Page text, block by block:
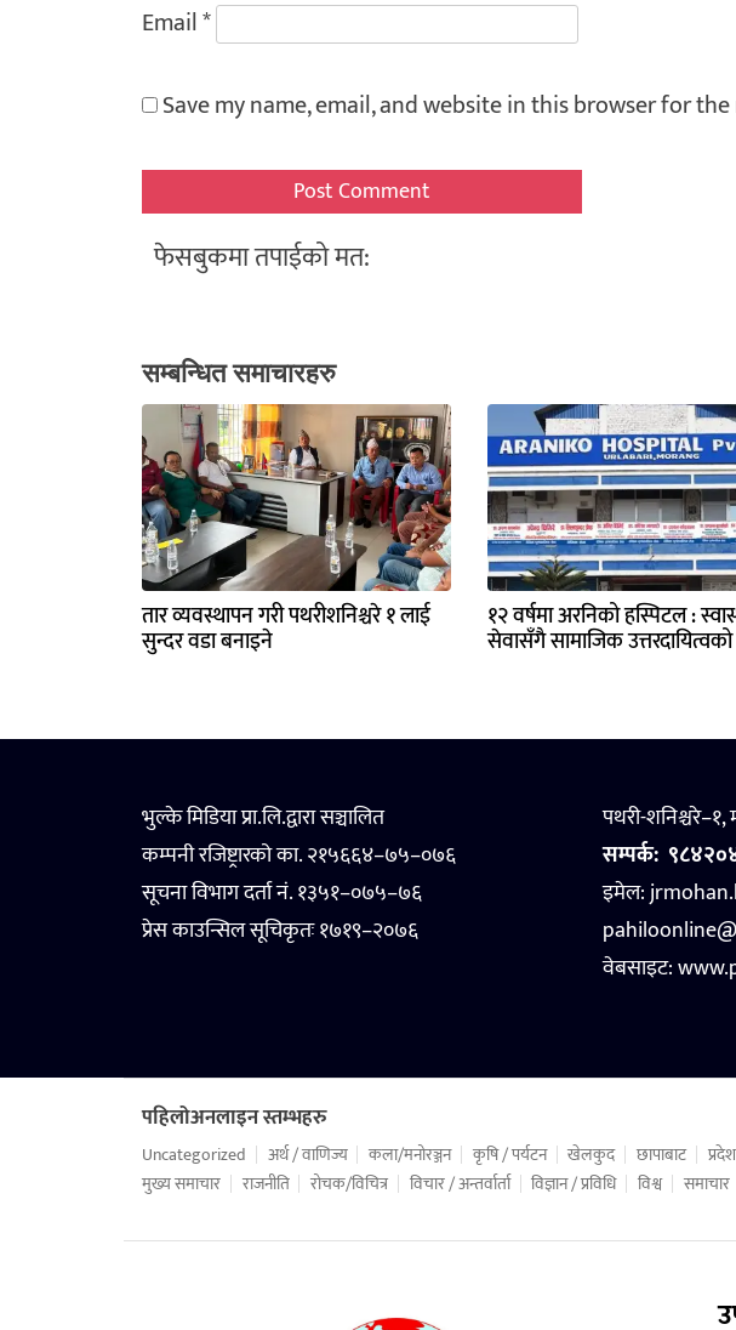
Email*
Save my name, email, and website in this browser for
फेसबुकमा तपाईको मत:
सम्बन्धित समाचारहरु
तार व्यवस्थापन गरी पथरीशनिश्चरे १ लाई
सुन्दर वडा बनाइने
१२ वर्षमा अरनिको हस्पिटल :
सेवासँगै सामाजिक उत्तरदायित्वको
भुल्के मिडिया प्रा.लि.द्वारा सञ्चालित
कम्पनी रजिष्ट्रारको का. २१५६६४–७५–०७६
सूचना विभाग दर्ता नं. १३५१–०७५–७६
प्रेस काउन्सिल सूचिकृतः १७१९–२०७६
पथरी-शनिश्चरे–१,
सम्पर्क:
इमेल:
वेबसाइट:
पहिलोअनलाइन स्तम्भहरु
Uncategorized अर्थ / वाणिज्य कला/मनोरञ्जन कृषि / पर्यटन खेलकुद छापाबाट प्रदेश
मुख्य समाचार
राजनीति रोचक/विचित्र विचार / अन्तर्वार्ता विज्ञान / प्रविधि विश्व समाचार